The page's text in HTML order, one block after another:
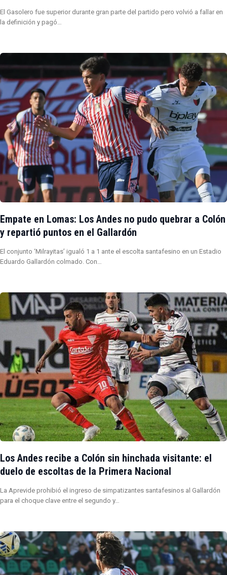
El Gasolero fue superior durante gran parte del partido pero volvió a fallar en
la definición y pagó…
Empate en Lomas: Los Andes no pudo quebrar a Colón
y repartió puntos en el Gallardón
El conjunto ‘Milrayitas’ igualó 1 a 1 ante el escolta santafesino en un Estadio
Eduardo Gallardón colmado. Con…
Los Andes recibe a Colón sin hinchada visitante: el
duelo de escoltas de la Primera Nacional
La Aprevide prohibió el ingreso de simpatizantes santafesinos al Gallardón
para el choque clave entre el segundo y…